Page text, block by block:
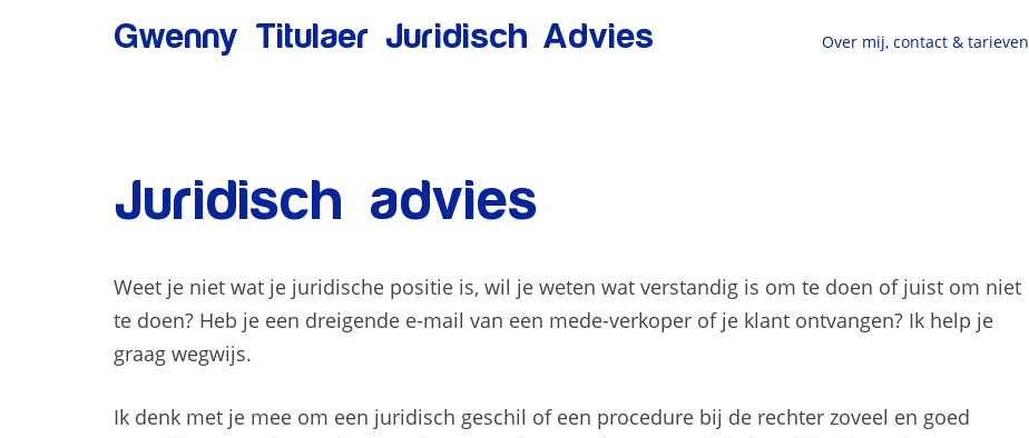
Gwenny Titulaer Juridisch Advies Over mij, contact & tarieven
Juridisch advies
Weet je niet wat je juridische positie is, wil je weten wat verstandig is om te doen of juist om niet
te doen? Heb je een dreigende e-mail van een mede-verkoper of je klant ontvangen? Ik help je
graag wegwijs.
Ik denk met je mee om een juridisch geschil of een procedure bij de rechter zoveel en goed